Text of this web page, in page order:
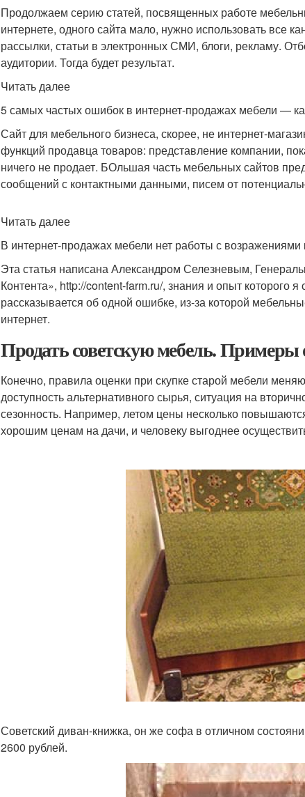
Продолжаем серию статей, посвященных работе
интернете, одного сайта мало, нужно использовать все
рассылки, статьи в электронных СМИ, блоги, рекламу.
аудитории. Тогда будет результат.
Читать далее
5 самых частых ошибок в интернет-продажах мебели —
Сайт для мебельного бизнеса, скорее, не интернет-
функций продавца товаров: представление компании,
ничего не продает. БОльшая часть мебельных сайтов
сообщений с контактными данными, писем от
Читать далее
В интернет-продажах мебели нет работы с
Эта статья написана Александром Селезневым,
Контента», http://content-farm.ru/, знания и опыт
рассказывается об одной ошибке, из-за которой
интернет.
Продать советскую мебель. Примеры
Конечно, правила оценки при скупке старой мебели
доступность альтернативного сырья, ситуация на
сезонность. Например, летом цены несколько
хорошим ценам на дачи, и человеку выгоднее
Советский диван-книжка, он же софа в отличном
2600 рублей.